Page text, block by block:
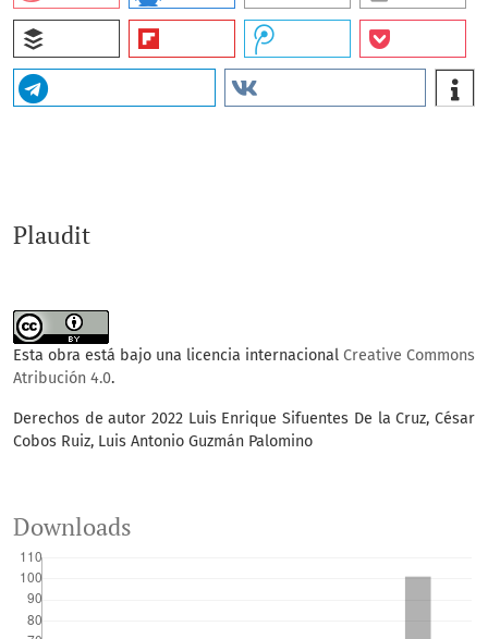
Plaudit
Esta obra está bajo una licencia internacional Creative Commons
Atribución 4.0.
Derechos de autor 2022 Luis Enrique Sifuentes De la Cruz, César
Cobos Ruiz, Luis Antonio Guzmán Palomino
Downloads